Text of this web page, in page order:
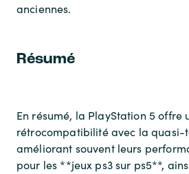
anciennes.
Résumé
En résumé, la PlayStation 5 offre
rétrocompatibilité avec la quasi-
améliorant souvent leurs
pour les **jeux ps3 sur ps5**,